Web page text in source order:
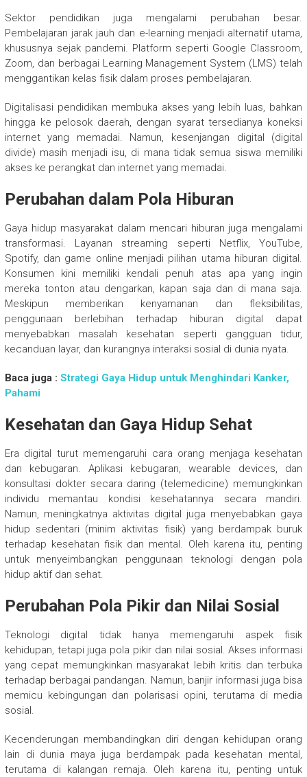
Sektor pendidikan juga mengalami perubahan besar.
Pembelajaran jarak jauh dan e-learning menjadi alternatif utama,
khususnya sejak pandemi. Platform seperti Google Classroom,
Zoom, dan berbagai Learning Management System (LMS) telah
menggantikan kelas fisik dalam proses pembelajaran.
Digitalisasi pendidikan membuka akses yang lebih luas, bahkan
hingga ke pelosok daerah, dengan syarat tersedianya koneksi
internet yang memadai. Namun, kesenjangan digital (digital
divide) masih menjadi isu, di mana tidak semua siswa memiliki
akses ke perangkat dan internet yang memadai.
Perubahan dalam Pola Hiburan
Gaya hidup masyarakat dalam mencari hiburan juga mengalami
transformasi. Layanan streaming seperti Netflix, YouTube,
Spotify, dan game online menjadi pilihan utama hiburan digital.
Konsumen kini memiliki kendali penuh atas apa yang ingin
mereka tonton atau dengarkan, kapan saja dan di mana saja.
Meskipun memberikan kenyamanan dan fleksibilitas,
penggunaan berlebihan terhadap hiburan digital dapat
menyebabkan masalah kesehatan seperti gangguan tidur,
kecanduan layar, dan kurangnya interaksi sosial di dunia nyata.
Baca juga : Strategi Gaya Hidup untuk Menghindari Kanker,
Pahami
Kesehatan dan Gaya Hidup Sehat
Era digital turut memengaruhi cara orang menjaga kesehatan
dan kebugaran. Aplikasi kebugaran, wearable devices, dan
konsultasi dokter secara daring (telemedicine) memungkinkan
individu memantau kondisi kesehatannya secara mandiri.
Namun, meningkatnya aktivitas digital juga menyebabkan gaya
hidup sedentari (minim aktivitas fisik) yang berdampak buruk
terhadap kesehatan fisik dan mental. Oleh karena itu, penting
untuk menyeimbangkan penggunaan teknologi dengan pola
hidup aktif dan sehat.
Perubahan Pola Pikir dan Nilai Sosial
Teknologi digital tidak hanya memengaruhi aspek fisik
kehidupan, tetapi juga pola pikir dan nilai sosial. Akses informasi
yang cepat memungkinkan masyarakat lebih kritis dan terbuka
terhadap berbagai pandangan. Namun, banjir informasi juga bisa
memicu kebingungan dan polarisasi opini, terutama di media
sosial.
Kecenderungan membandingkan diri dengan kehidupan orang
lain di dunia maya juga berdampak pada kesehatan mental,
terutama di kalangan remaja. Oleh karena itu, penting untuk